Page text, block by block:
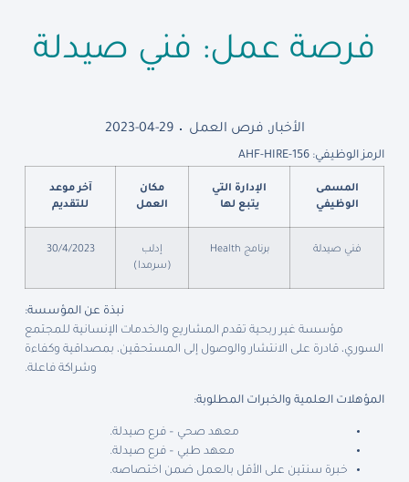
فرصة عمل: فني صيدلة
الأخبار, فرص العمل 2023-04-29
الرمز الوظيفي: AHF-HIRE-156
المسمى
الوظيفي
الإدارة التي
يتبع لها
مكان
العمل
آخر موعد
للتقديم
فني صيدلة برنامج Health
إدلب
(سرمدا)
30/4/2023
نبذة عن المؤسسة:
مؤسسة غير ربحية تقدم المشاريع والخدمات الإنسانية للمجتمع
السوري، قادرة على الانتشار والوصول إلى المستحقين، بمصداقية وكفاءة
وشراكة فاعلة.
المؤهلات العلمية والخبرات المطلوبة:
معهد صحي – فرع صيدلة.
معهد طبي – فرع صيدلة.
خبرة سنتين على الأقل بالعمل ضمن اختصاصه.